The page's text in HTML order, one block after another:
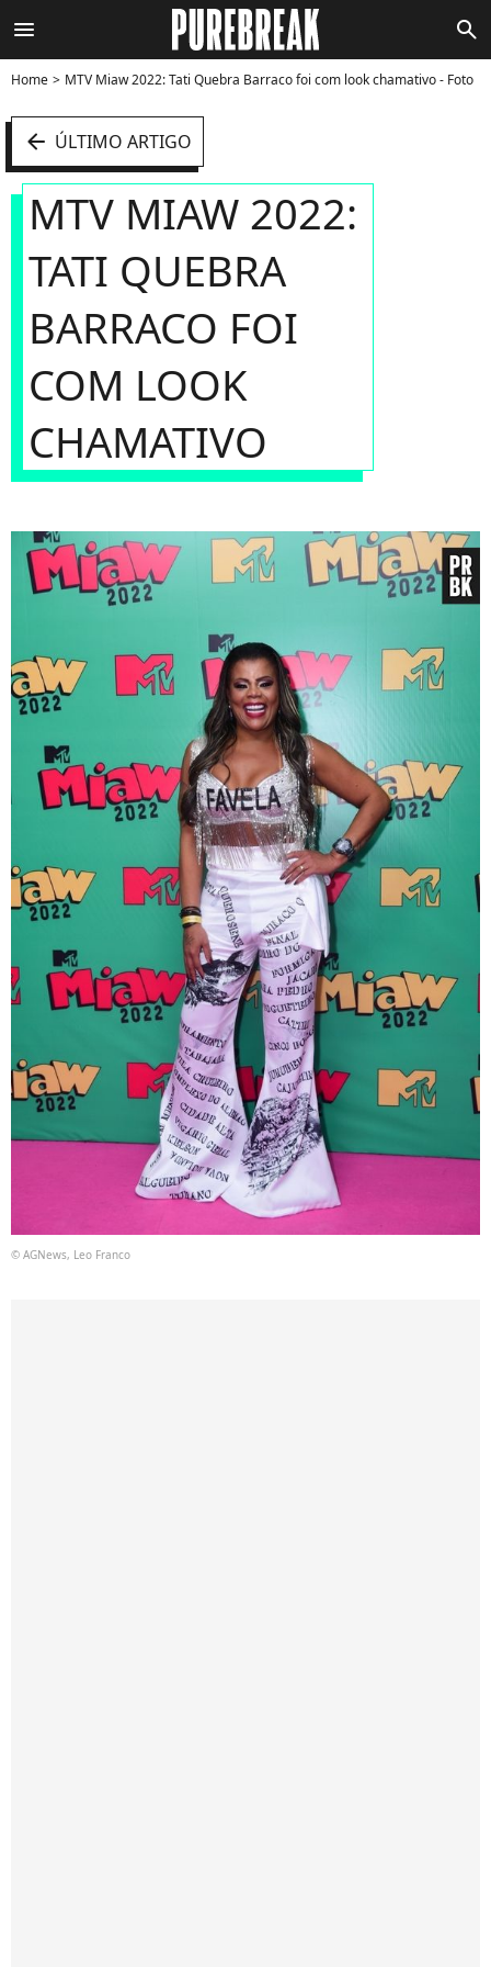
menu search
Home MTV Miaw 2022: Tati Quebra Barraco foi com look chamativo - Foto
arrow_left ÚLTIMO ARTIGO
MTV MIAW 2022:
TATI QUEBRA
BARRACO FOI
COM LOOK
CHAMATIVO
© AGNews, Leo Franco